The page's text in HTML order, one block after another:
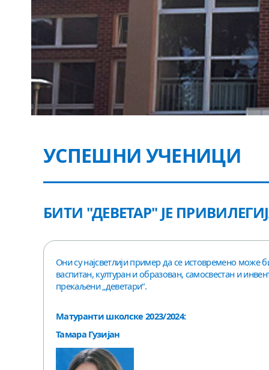
УСПЕШНИ УЧЕНИЦИ
БИТИ "ДЕВЕТАР" ЈЕ
Они су најсветлији пример да се истовремено
васпитан, културан и образован, самосвестан и
прекаљени „деветари“.
Матуранти школске 2023/2024:
Тамара Гузијан